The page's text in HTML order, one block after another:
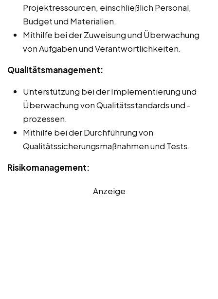
Projektressourcen, einschließlich Personal,
Budget und Materialien.
Mithilfe bei der Zuweisung und Überwachung
von Aufgaben und Verantwortlichkeiten.
Qualitätsmanagement:
Unterstützung bei der Implementierung und
Überwachung von Qualitätsstandards und -
prozessen.
Mithilfe bei der Durchführung von
Qualitätssicherungsmaßnahmen und Tests.
Risikomanagement:
Anzeige